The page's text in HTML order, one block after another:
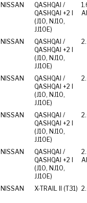
NISSAN
QASHQAI /
QASHQAI +2 I
(J10, NJ10,
JJ10E)
NISSAN
QASHQAI /
QASHQAI +2 I
(J10, NJ10,
JJ10E)
NISSAN
QASHQAI /
QASHQAI +2 I
(J10, NJ10,
JJ10E)
NISSAN
QASHQAI /
QASHQAI +2 I
(J10, NJ10,
JJ10E)
NISSAN
QASHQAI /
QASHQAI +2 I
(J10, NJ10,
JJ10E)
NISSAN X-TRAIL II (T31)